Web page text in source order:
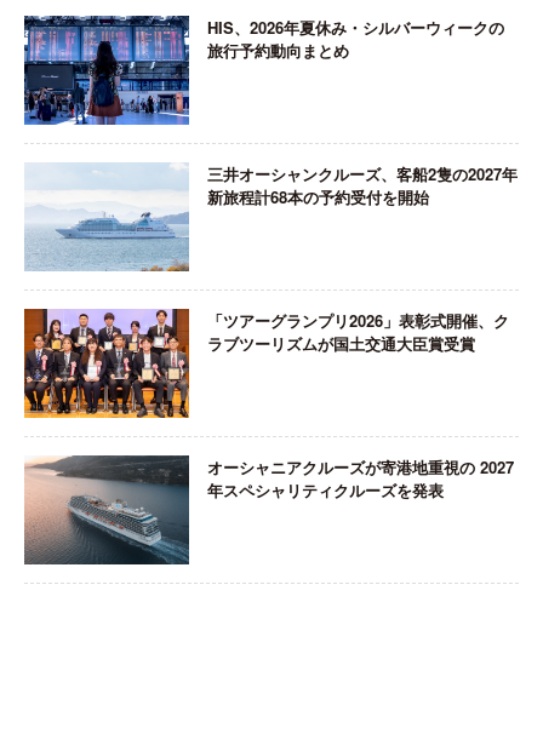
HIS、2026年夏休み・シルバーウィークの
旅行予約動向まとめ
三井オーシャンクルーズ、客船2隻の2027年
新旅程計68本の予約受付を開始
「ツアーグランプリ2026」表彰式開催、ク
ラブツーリズムが国土交通大臣賞受賞
オーシャニアクルーズが寄港地重視の 2027
年スペシャリティクルーズを発表